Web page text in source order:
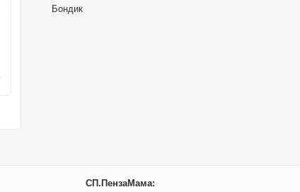
Бондик
СП.ПензаМама: